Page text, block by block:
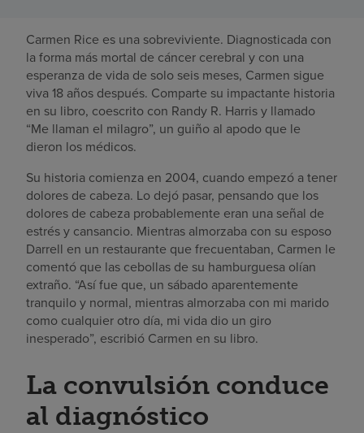
Carmen Rice es una sobreviviente. Diagnosticada con
la forma más mortal de cáncer cerebral y con una
esperanza de vida de solo seis meses, Carmen sigue
viva 18 años después. Comparte su impactante historia
en su libro, coescrito con Randy R. Harris y llamado
“Me llaman el milagro”, un guiño al apodo que le
dieron los médicos.
Su historia comienza en 2004, cuando empezó a tener
dolores de cabeza. Lo dejó pasar, pensando que los
dolores de cabeza probablemente eran una señal de
estrés y cansancio. Mientras almorzaba con su esposo
Darrell en un restaurante que frecuentaban, Carmen le
comentó que las cebollas de su hamburguesa olían
extraño. “Así fue que, un sábado aparentemente
tranquilo y normal, mientras almorzaba con mi marido
como cualquier otro día, mi vida dio un giro
inesperado”, escribió Carmen en su libro.
La convulsión conduce
al diagnóstico